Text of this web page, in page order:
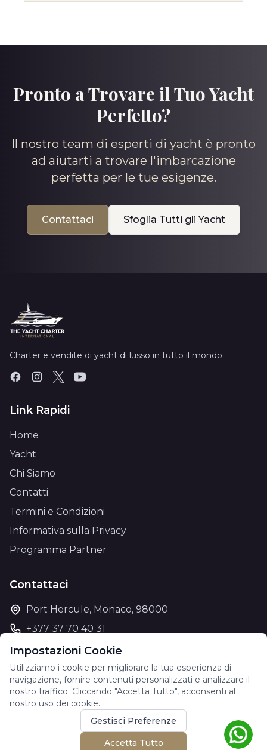
Pronto a Trovare il Tuo Yacht
Perfetto?
Il nostro team di esperti di yacht è pronto
ad aiutarti a trovare l'imbarcazione
perfetta per le tue esigenze.
Contattaci Sfoglia Tutti gli Yacht
Impostazioni Cookie
Utilizziamo i cookie per migliorare la tua esperienza di
navigazione, fornire contenuti personalizzati e analizzare il
nostro traffico. Cliccando "Accetta Tutto", acconsenti al
nostro uso dei cookie.
Gestisci Preferenze
Accetta Tutto
Charter e vendite di yacht di lusso in tutto il mondo.
Link Rapidi
Home
Yacht
Chi Siamo
Contatti
Termini e Condizioni
Informativa sulla Privacy
Programma Partner
Contattaci
Port Hercule, Monaco, 98000
+377 37 70 40 31
support@theyachtcharter.com
© 2026 The Yacht Charter. All rights reserved.